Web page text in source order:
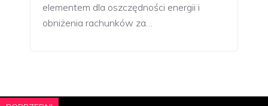
elementem dla oszczędności energii i
obniżenia rachunków za…